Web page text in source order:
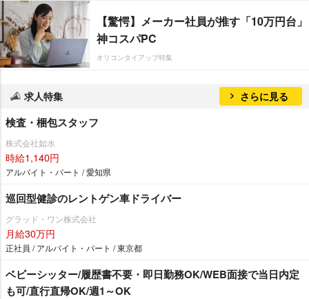
【驚愕】メーカー社員が推す「10万円台」
神コスパPC
オリコンタイアップ特集
求人特集 さらに見る
検査・梱包スタッフ
株式会社如水
時給1,140円
アルバイト・パート / 愛知県
巡回型健診のレントゲン車ドライバー
グラッド・ワン株式会社
月給30万円
正社員 / アルバイト・パート / 東京都
ベビーシッター/履歴書不要・即日勤務OK/WEB面接で当日内定
も可/直行直帰OK/週1～OK